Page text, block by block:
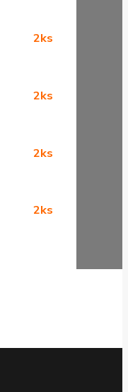
2ks
2ks
2ks
2ks